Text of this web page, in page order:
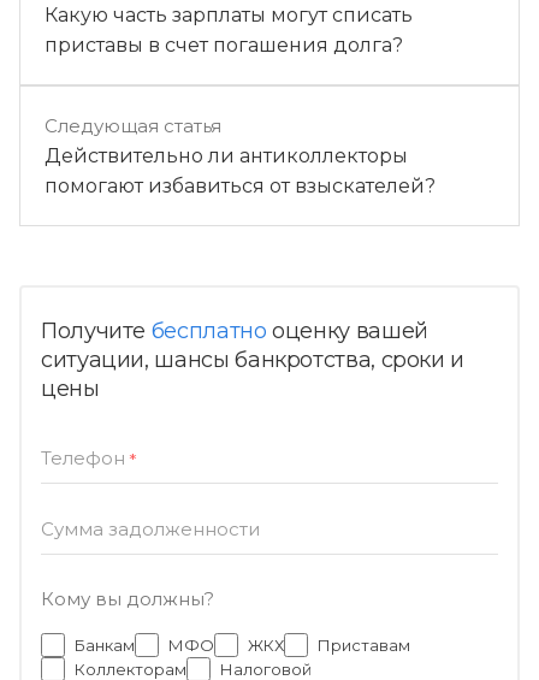
Какую часть зарплаты могут списать
приставы в счет погашения долга?
Следующая статья
Действительно ли антиколлекторы
помогают избавиться от взыскателей?
Получите бесплатно оценку вашей
ситуации, шансы банкротства, сроки и
цены
Телефон *
Сумма задолженности
Кому вы должны?
Банкам МФО ЖКХ
Приставам
Коллекторам
Налоговой